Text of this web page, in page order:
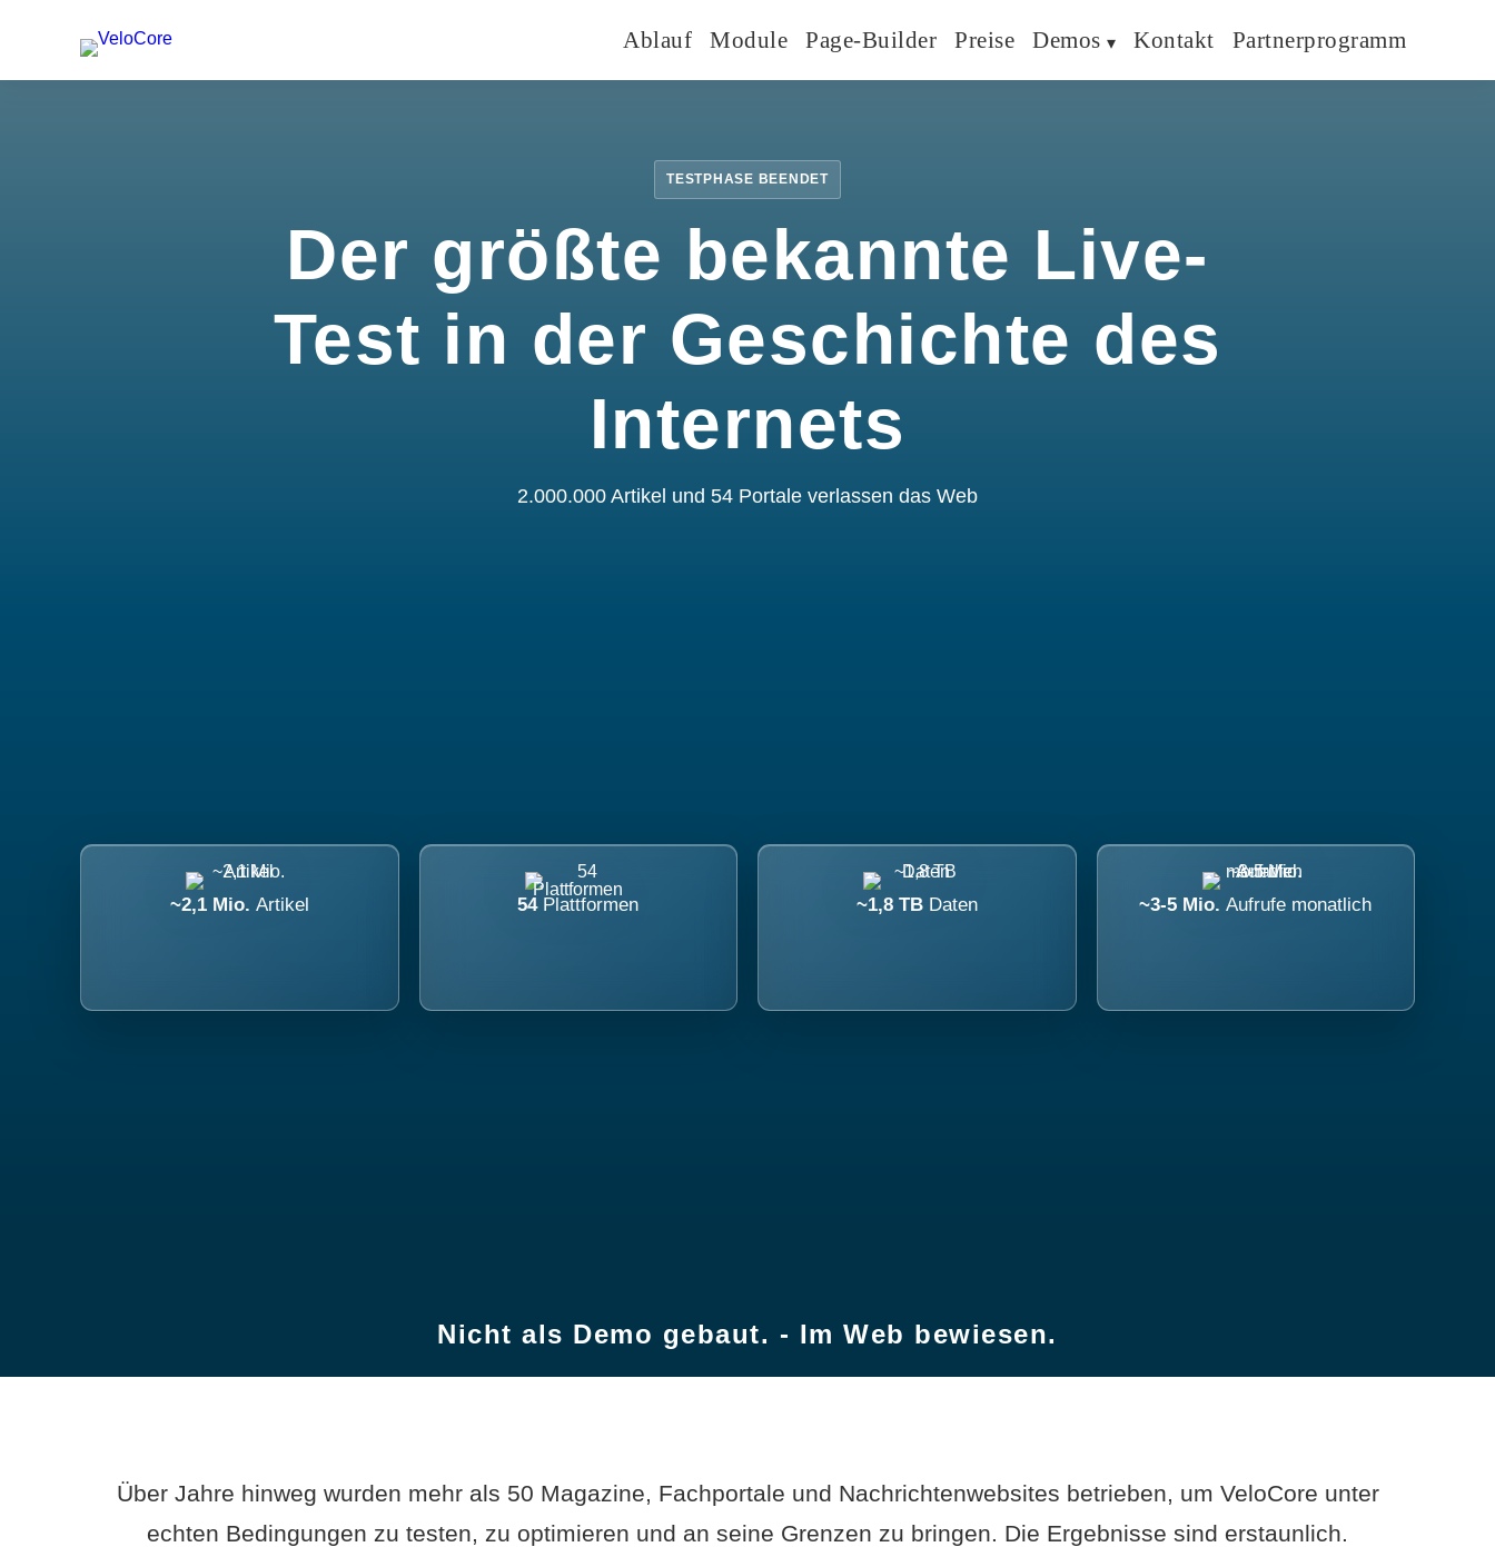
Ablauf Module Page-Builder Preise Demos Kontakt Partnerprogramm
TESTPHASE BEENDET
Der größte bekannte Live-
Test in der Geschichte des
Internets
2.000.000 Artikel und 54 Portale verlassen das Web
~2,1 Mio. Artikel 54 Plattformen ~1,8 TB Daten ~3-5 Mio.Aufrufe monatlich
Nicht als Demo gebaut. - Im Web bewiesen.
Über Jahre hinweg wurden mehr als 50 Magazine, Fachportale und Nachrichtenwebsites betrieben, um VeloCore unter
echten Bedingungen zu testen, zu optimieren und an seine Grenzen zu bringen. Die Ergebnisse sind erstaunlich.